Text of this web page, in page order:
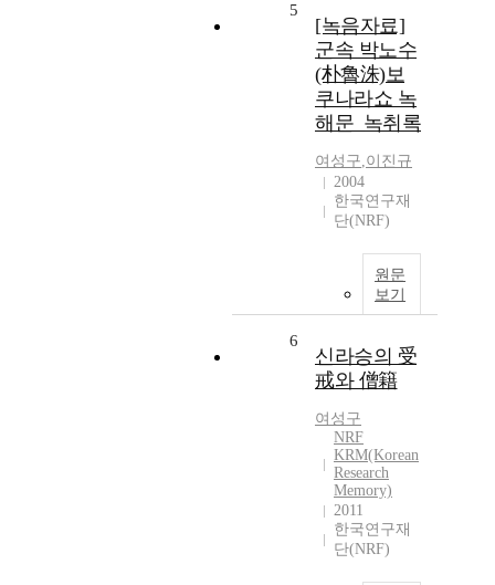
5
[녹음자료]
군속 박노수
(朴魯洙)보
쿠나라쇼 녹
해문_녹취록
여성구,이진규
2004
한국연구재
단(NRF)
원문
보기
6
신라승의 受
戒와 僧籍
여성구
NRF
KRM(Korean
Research
Memory)
2011
한국연구재
단(NRF)